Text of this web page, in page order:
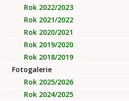
Rok 2022/2023
Rok 2021/2022
Rok 2020/2021
Rok 2019/2020
Rok 2018/2019
Fotogalerie
Rok 2025/2026
Rok 2024/2025